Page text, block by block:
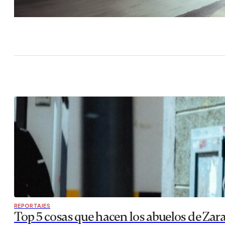
REPORTAJES
Top 5 cosas que hacen los abuelos de